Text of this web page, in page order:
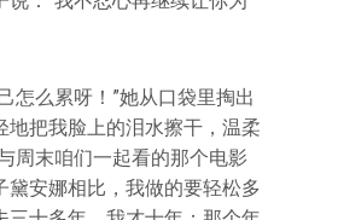
怎么累呀！‌‌”她从口袋里掏出
地把我脸上的泪水擦干，温柔
周末咱们一起看的那个电影
黛安娜相比，我做的要轻松多